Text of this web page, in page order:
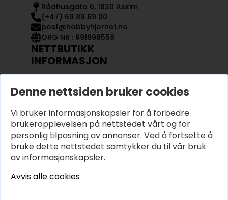
Rådhusgata 6, 1830 Askim
(+47) 69 89 69 00
post@hobbyhjornet.no
ORG NR : 991698558
NETTBUTIKK
INFORMASJON
OM OSS
KJØPSVILKÅR OG BETINGELSER
PERSONVERN
Denne nettsiden bruker cookies
Vi bruker informasjonskapsler for å forbedre
brukeropplevelsen på nettstedet vårt og for
personlig tilpasning av annonser. Ved å fortsette å
bruke dette nettstedet samtykker du til vår bruk
av informasjonskapsler.
Avvis alle cookies